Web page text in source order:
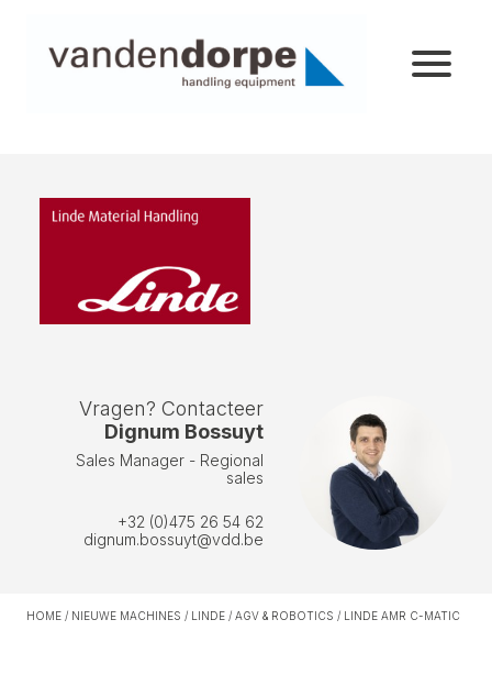
Vragen? Contacteer
Dignum Bossuyt
Sales Manager - Regional
sales
+32 (0)475 26 54 62
dignum.bossuyt@vdd.be
HOME / NIEUWE MACHINES / LINDE / AGV & ROBOTICS / LINDE AMR C-MATIC